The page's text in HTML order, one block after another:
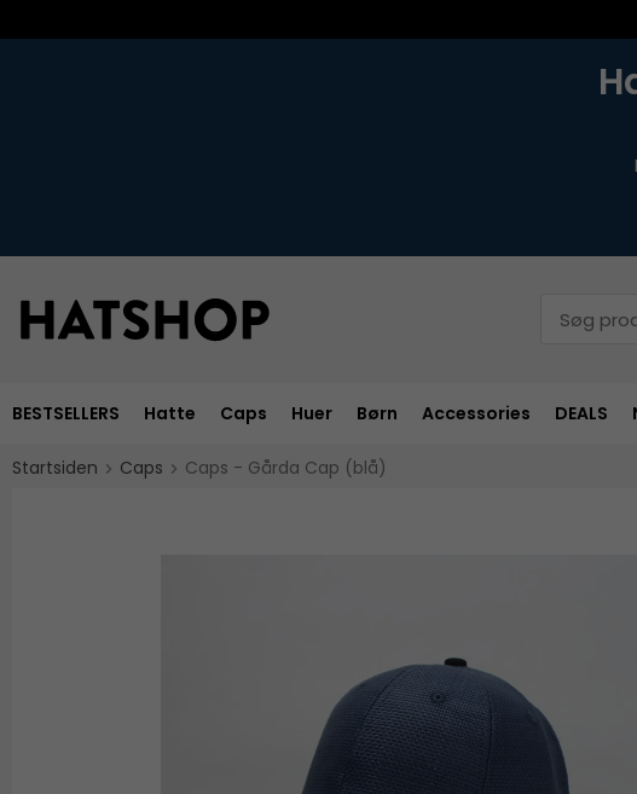
BESTSELLERS Hatte Caps Huer Børn Accessories DEALS
Startsiden Caps Caps - Gårda Cap (blå)